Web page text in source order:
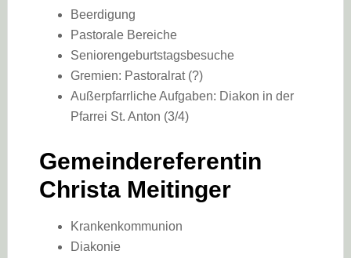
Beerdigung
Pastorale Bereiche
Seniorengeburtstagsbesuche
Gremien: Pastoralrat (?)
Außerpfarrliche Aufgaben: Diakon in der
Pfarrei St. Anton (3/4)
Gemeindereferentin
Christa Meitinger
Krankenkommunion
Diakonie